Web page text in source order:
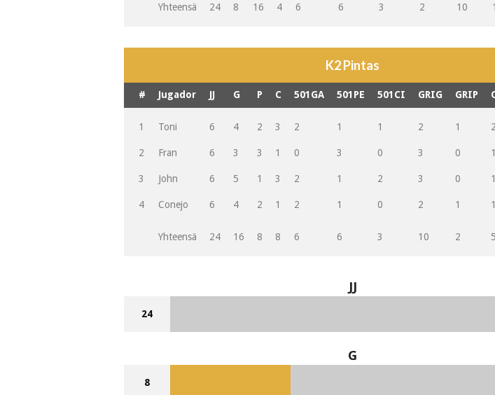
Yhteensä 24 8 16 4 6 6 3 2 10 1
K2 Pintas
# Jugador JJ G P C 501GA 501PE 501CI GRIG GRIP
1 Toni 6 4 2 3 2 1 1 2 1 2
2 Fran 6 3 3 1 0 3 0 3 0 1
3 John 6 5 1 3 2 1 2 3 0 1
4 Conejo 6 4 2 1 2 1 0 2 1 1
Yhteensä 24 16 8 8 6 6 3 10 2 5
JJ
24
G
8